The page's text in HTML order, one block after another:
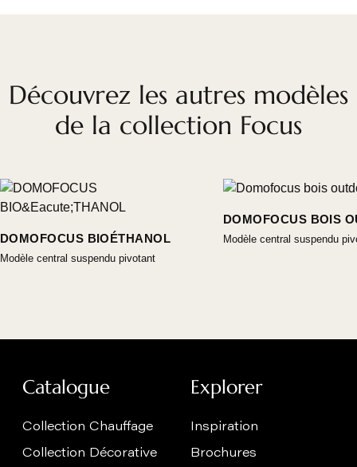
Découvrez les autres modèles
de la collection Focus
DOMOFOCUS BIOÉTHANOL
Modèle central suspendu pivotant
DOMOFOCUS BOIS
Modèle central suspendu
Catalogue
Collection Chauffage
Collection Décorative
Explorer
Inspiration
Brochures